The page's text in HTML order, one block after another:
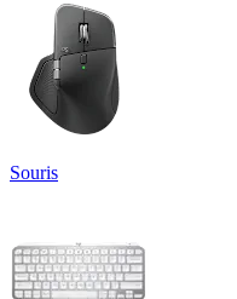
Souris